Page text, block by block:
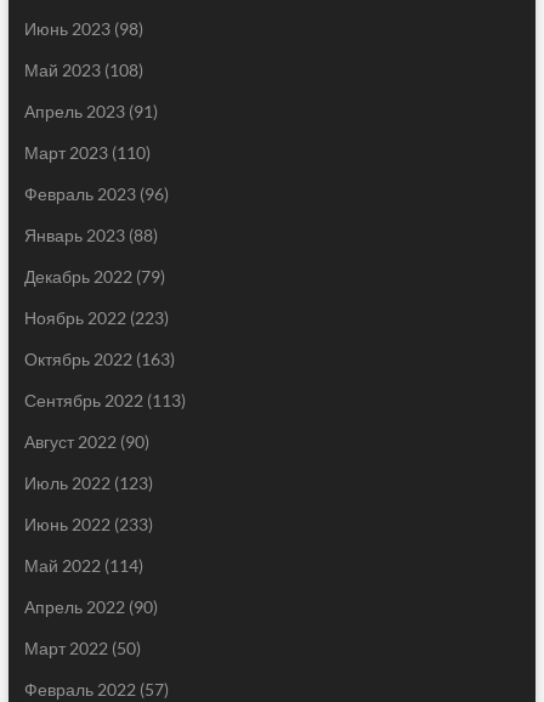
Июнь 2023(98)
Май 2023(108)
Апрель 2023(91)
Март 2023(110)
Февраль 2023(96)
Январь 2023(88)
Декабрь 2022 (79)
Ноябрь 2022 (223)
Октябрь 2022 (163)
Сентябрь 2022 (113)
Август 2022 (90)
Июль 2022 (123)
Июнь 2022 (233)
Май 2022 (114)
Апрель 2022 (90)
Март 2022 (50)
Февраль 2022 (57)